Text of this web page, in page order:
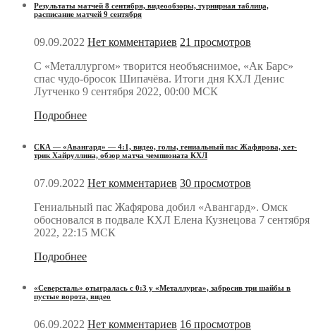
Результаты матчей 8 сентября, видеообзоры, турнирная таблица,
расписание матчей 9 сентября
09.09.2022 Нет комментариев 21 просмотров
С «Металлургом» творится необъяснимое, «Ак Барс»
спас чудо-бросок Шипачёва. Итоги дня КХЛ Денис
Лутченко 9 сентября 2022, 00:00 МСК
Подробнее
СКА — «Авангард» — 4:1, видео, голы, гениальный пас Жафярова, хет-
трик Хайруллина, обзор матча чемпионата КХЛ
07.09.2022 Нет комментариев 30 просмотров
Гениальный пас Жафярова добил «Авангард». Омск
обосновался в подвале КХЛ Елена Кузнецова 7 сентября
2022, 22:15 МСК
Подробнее
«Северсталь» отыгралась с 0:3 у «Металлурга», забросив три шайбы в
пустые ворота, видео
06.09.2022 Нет комментариев 16 просмотров